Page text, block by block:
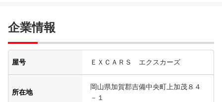
企業情報
屋号 ＥＸＣＡＲＳ エクスカーズ
所在地
岡山県加賀郡吉備中央町上加茂８４
－１